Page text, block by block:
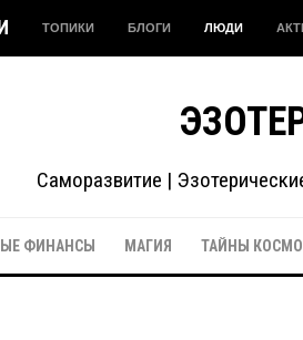
ТОПИКИ БЛОГИ ЛЮДИ
Саморазвитие |
ФИНАНСЫ МАГИЯ ТАЙНЫ